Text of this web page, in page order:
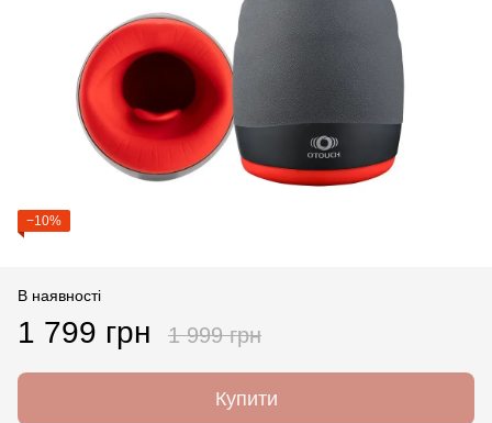
−10%
В наявності
1 799 грн 1 999 грн
Купити